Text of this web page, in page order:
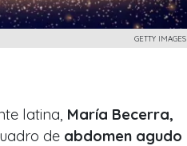
GETTY IMAGES
latina, María Becerra,
de abdomen agudo